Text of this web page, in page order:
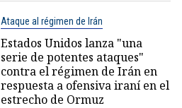
Ataque al régimen de Irán
Estados Unidos lanza "una
serie de potentes ataques"
contra el régimen de Irán en
respuesta a ofensiva iraní en el
estrecho de Ormuz